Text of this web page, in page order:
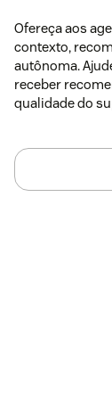
Ofereça aos
contexto,
autônoma.
receber
qualidade do